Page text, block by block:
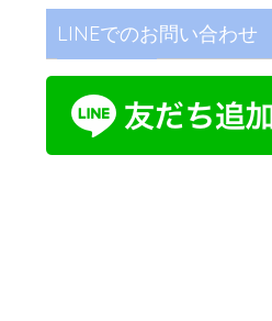
LINEでのお問い合わせ